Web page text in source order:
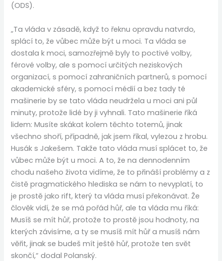
(ODS).
„Ta vláda v zásadě, když to řeknu opravdu natvrdo,
splácí to, že vůbec může být u moci. Ta vláda se
dostala k moci, samozřejmě byly to poctivé volby,
férové volby, ale s pomocí určitých neziskových
organizací, s pomocí zahraničních partnerů, s pomocí
akademické sféry, s pomocí médií a bez tady té
mašinerie by se tato vláda neudržela u moci ani půl
minuty, protože lidé by ji vyhnali. Tato mašinerie říká
lidem: Musíte skákat kolem těchto totemů, jinak
všechno shoří, případně, jak jsem říkal, vylezou z hrobu.
Husák s Jakešem. Takže tato vláda musí splácet to, že
vůbec může být u moci. A to, že na dennodenním
chodu našeho života vidíme, že to přináší problémy a z
čistě pragmatického hlediska se nám to nevyplatí, to
je prostě jako rift, který ta vláda musí překonávat. Že
člověk vidí, že se má pořád hůř, ale ta vláda mu říká:
Musíš se mít hůř, protože to prostě jsou hodnoty, na
kterých závisíme, a ty se musíš mít hůř a musíš nám
věřit, jinak se budeš mít ještě hůř, protože ten svět
skončí,“ dodal Polanský.